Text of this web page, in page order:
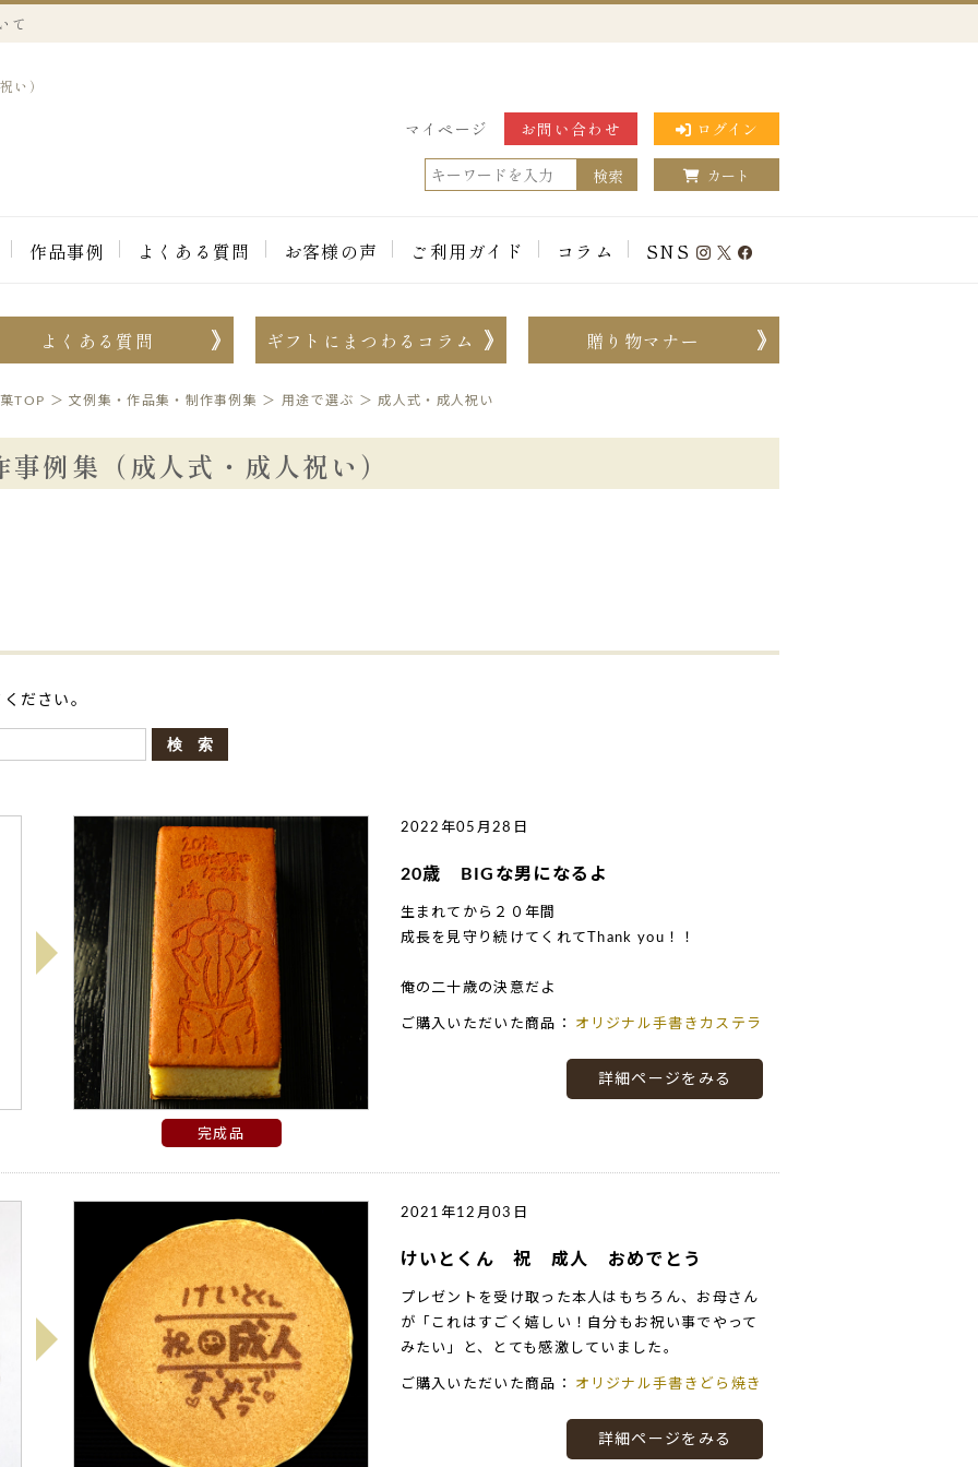
て
い）
マイページ お問い合わせ ログイン
検索 カート
作品事例 よくある質問 お客様の声 ご利用ガイド コラム SNS
よくある質問 ギフトにまつわるコラム 贈り物マナー
TOP ＞文例集・作品集・制作事例集 ＞ 用途で選ぶ ＞ 成人式・成人祝い
例集（成人式・成人祝い）
ださい。
2022年05月28日
20歳 BIGな男になるよ
生まれてから２０年間
成長を見守り続けてくれてThank you！！
俺の二十歳の決意だよ
ご購入いただいた商品： オリジナル手書きカステラ
詳細ページをみる
完成品
2021年12月03日
けいとくん 祝 成人 おめでとう
プレゼントを受け取った本人はもちろん、お母さん
が「これはすごく嬉しい！自分もお祝い事でやって
みたい」と、とても感激していました。
ご購入いただいた商品： オリジナル手書きどら焼き
詳細ページをみる